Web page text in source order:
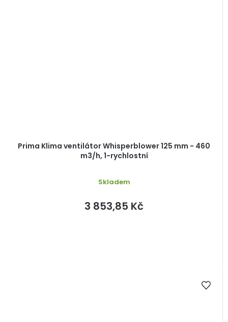
Prima Klima ventilátor Whisperblower 125 mm - 460
m3/h, 1-rychlostní
Skladem
3 853,85 Kč